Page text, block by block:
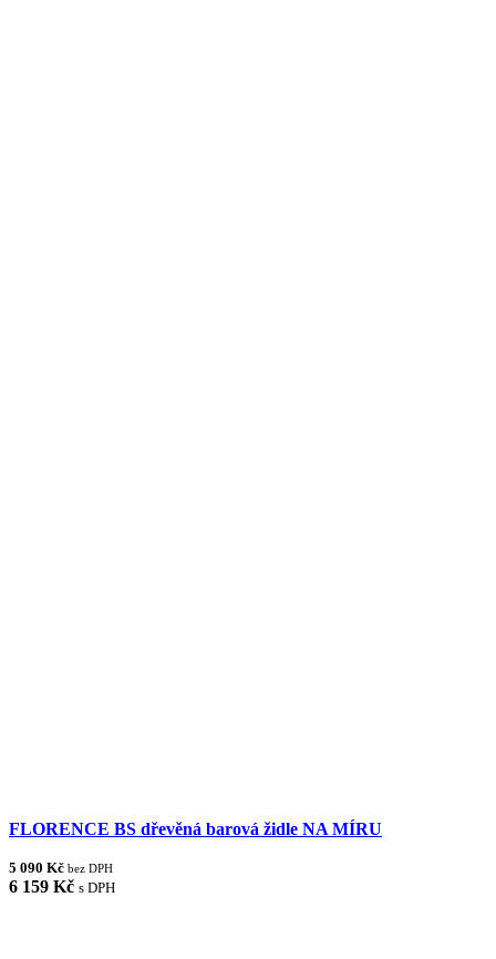
FLORENCE BS dřevěná barová židle NA MÍRU
5 090 Kč bez DPH
6 159 Kč s DPH